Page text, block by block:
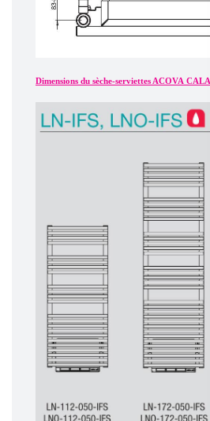
Dimensions du sèche-serviettes ACOVA